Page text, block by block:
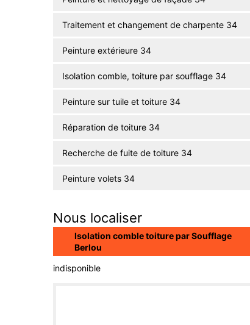
Traitement et changement de charpente 34
Peinture extérieure 34
Isolation comble, toiture par soufflage 34
Peinture sur tuile et toiture 34
Réparation de toiture 34
Recherche de fuite de toiture 34
Peinture volets 34
Nous localiser
Isolation comble toiture par Soufflage
Berlou
indisponible